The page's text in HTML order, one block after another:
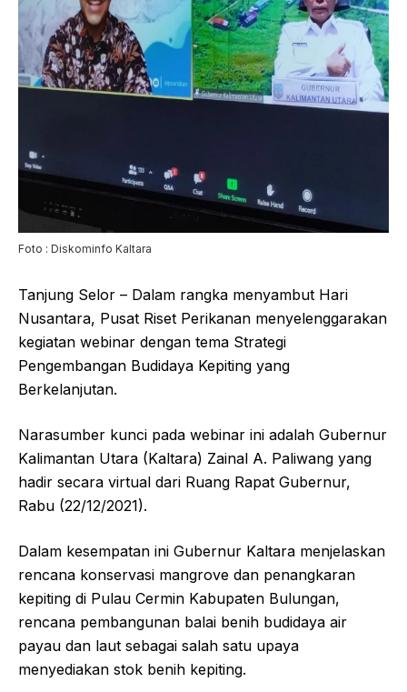
Foto : Diskominfo Kaltara
Tanjung Selor – Dalam rangka menyambut Hari
Nusantara, Pusat Riset Perikanan menyelenggarakan
kegiatan webinar dengan tema Strategi
Pengembangan Budidaya Kepiting yang
Berkelanjutan.
Narasumber kunci pada webinar ini adalah Gubernur
Kalimantan Utara (Kaltara) Zainal A. Paliwang yang
hadir secara virtual dari Ruang Rapat Gubernur,
Rabu (22/12/2021).
Dalam kesempatan ini Gubernur Kaltara menjelaskan
rencana konservasi mangrove dan penangkaran
kepiting di Pulau Cermin Kabupaten Bulungan,
rencana pembangunan balai benih budidaya air
payau dan laut sebagai salah satu upaya
menyediakan stok benih kepiting.